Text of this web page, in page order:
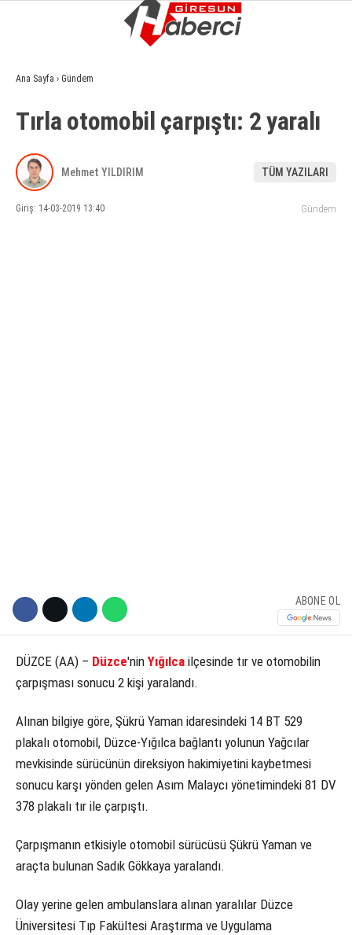
Youtube
GÜNDEM
EKONOMI
SIYASET
Ana Sayfa › Gündem
Tırla otomobil çarpıştı: 2 yaralı
Mehmet YILDIRIM TÜM YAZILARI
Giriş: 14-03-2019 13:40 Gündem
ABONE OL
DÜZCE (AA) – Düzce'nin Yığılca ilçesinde tır ve otomobilin
çarpışması sonucu 2 kişi yaralandı.
Alınan bilgiye göre, Şükrü Yaman idaresindeki 14 BT 529
plakalı otomobil, Düzce-Yığılca bağlantı yolunun Yağcılar
mevkisinde sürücünün direksiyon hakimiyetini kaybetmesi
sonucu karşı yönden gelen Asım Malaycı yönetimindeki 81 DV
378 plakalı tır ile çarpıştı.
Çarpışmanın etkisiyle otomobil sürücüsü Şükrü Yaman ve
araçta bulunan Sadık Gökkaya yaralandı.
Olay yerine gelen ambulanslara alınan yaralılar Düzce
Üniversitesi Tıp Fakültesi Araştırma ve Uygulama